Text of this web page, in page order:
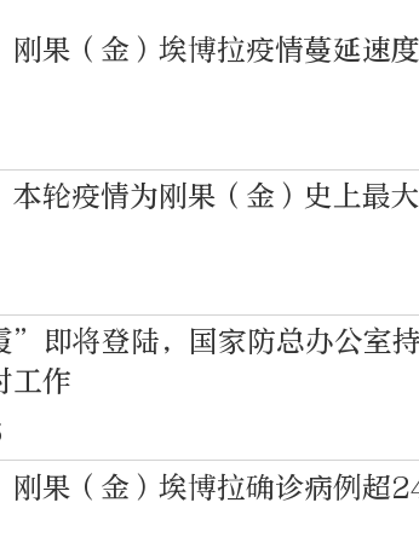
刚果（金）埃博拉疫情蔓延速
本轮疫情为刚果（金）史上最
即将登陆，国家防总办公室
工作
刚果（金）埃博拉确诊病例超